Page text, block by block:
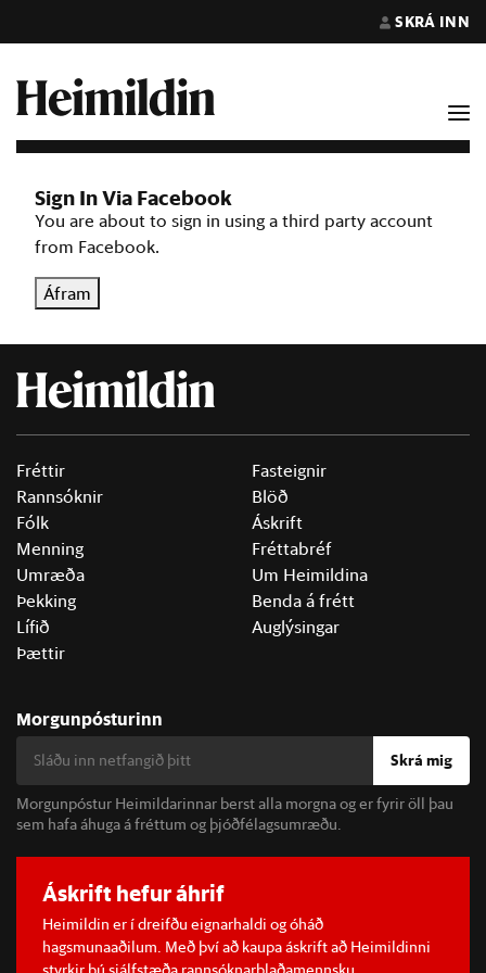
SKRÁ INN
Sign In Via Facebook
You are about to sign in using a third party account
from Facebook.
Áfram
Fréttir
Rannsóknir
Fólk
Menning
Umræða
Þekking
Lífið
Þættir
Fasteignir
Blöð
Áskrift
Fréttabréf
Um Heimildina
Benda á frétt
Auglýsingar
Morgunpósturinn
Skrá mig
Morgunpóstur Heimildarinnar berst alla morgna og er fyrir öll þau
sem hafa áhuga á fréttum og þjóðfélagsumræðu.
Áskrift hefur áhrif
Heimildin er í dreifðu eignarhaldi og óháð
hagsmunaaðilum. Með því að kaupa áskrift að Heimildinni